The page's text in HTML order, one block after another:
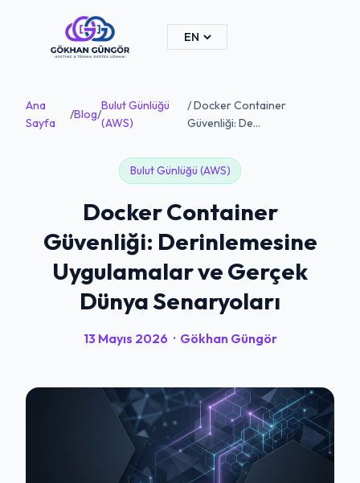
Ana
Sayfa
/Blog/
Bulut Günlüğü
(AWS)
/ Docker Container
Güvenliği: De...
Bulut Günlüğü (AWS)
Docker Container
Güvenliği: Derinlemesine
Uygulamalar ve Gerçek
Dünya Senaryoları
13 Mayıs 2026 · Gökhan Güngör